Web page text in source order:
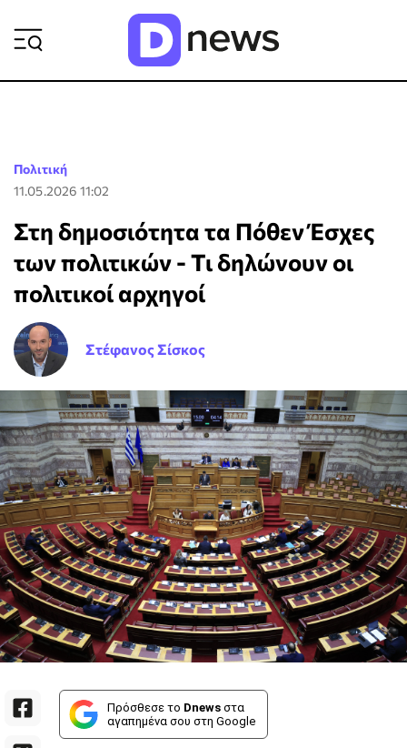
Πολιτική
11.05.2026 11:02
Στη δημοσιότητα τα Πόθεν Έσχες
των πολιτικών - Τι δηλώνουν οι
πολιτικοί αρχηγοί
Στέφανος Σίσκος
Πρόσθεσε το Dnews στα
αγαπημένα σου στη Google